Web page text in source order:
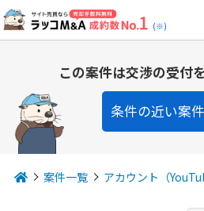
(※)
この案件は交渉の受付
条件の近い案
案件一覧 アカウント（